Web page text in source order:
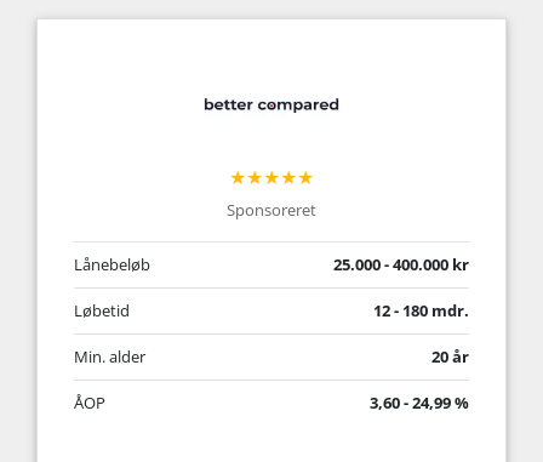
★★★★★
Sponsoreret
Lånebeløb 25.000 - 400.000 kr
Løbetid 12 - 180 mdr.
Min. alder 20 år
ÅOP 3,60 - 24,99 %